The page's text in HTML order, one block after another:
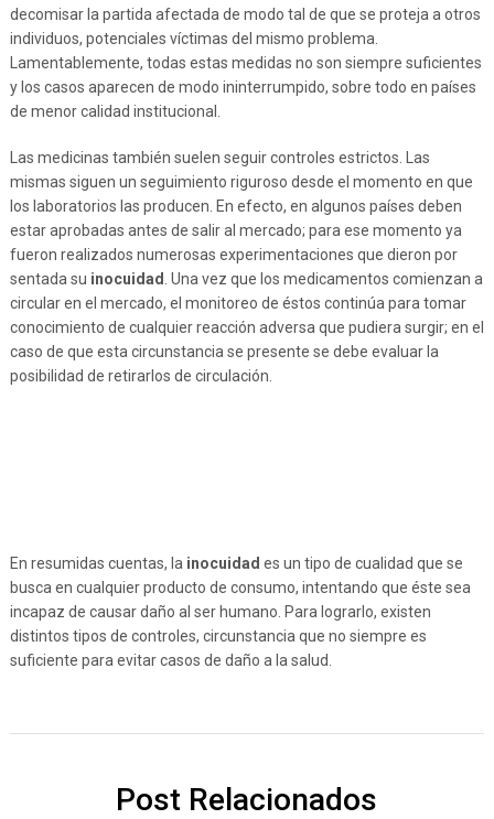
decomisar la partida afectada de modo tal de que se proteja a otros
individuos, potenciales víctimas del mismo problema.
Lamentablemente, todas estas medidas no son siempre suficientes
y los casos aparecen de modo ininterrumpido, sobre todo en países
de menor calidad institucional.
Las medicinas también suelen seguir controles estrictos. Las
mismas siguen un seguimiento riguroso desde el momento en que
los laboratorios las producen. En efecto, en algunos países deben
estar aprobadas antes de salir al mercado; para ese momento ya
fueron realizados numerosas experimentaciones que dieron por
sentada su inocuidad . Una vez que los medicamentos comienzan a
circular en el mercado, el monitoreo de éstos continúa para tomar
conocimiento de cualquier reacción adversa que pudiera surgir; en el
caso de que esta circunstancia se presente se debe evaluar la
posibilidad de retirarlos de circulación.
En resumidas cuentas, la inocuidad es un tipo de cualidad que se
busca en cualquier producto de consumo, intentando que éste sea
incapaz de causar daño al ser humano. Para lograrlo, existen
distintos tipos de controles, circunstancia que no siempre es
suficiente para evitar casos de daño a la salud.
Post Relacionados